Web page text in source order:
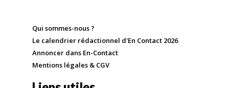
Qui sommes-nous ?
Le calendrier rédactionnel d'En Contact 2026
Annoncer dans En-Contact
Mentions légales & CGV